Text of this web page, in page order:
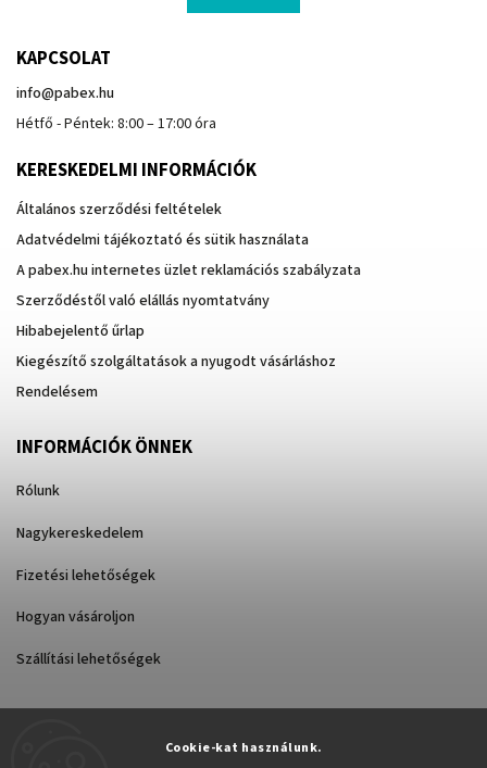
Cookie-kat használunk.
KAPCSOLAT
info@pabex.hu
Hétfő - Péntek: 8:00 – 17:00 óra
KERESKEDELMI INFORMÁCIÓK
Általános szerződési feltételek
Adatvédelmi tájékoztató és sütik használata
A pabex.hu internetes üzlet reklamációs szabályzata
Szerződéstől való elállás nyomtatvány
Hibabejelentő űrlap
Kiegészítő szolgáltatások a nyugodt vásárláshoz
Rendelésem
INFORMÁCIÓK ÖNNEK
Rólunk
Nagykereskedelem
Fizetési lehetőségek
Hogyan vásároljon
Szállítási lehetőségek